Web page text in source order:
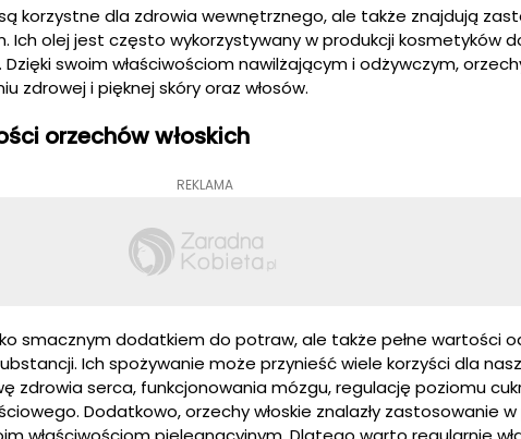
korzystne dla zdrowia wewnętrznego, ale także znajdują
Ich olej jest często wykorzystywany w produkcji kosmetyków
Dzięki swoim właściwościom nawilżającym i odżywczym,
zdrowej i pięknej skóry oraz włosów.
orzechów włoskich
REKLAMA
smacznym dodatkiem do potraw, ale także pełne wartości
Ich spożywanie może przynieść wiele korzyści dla
zdrowia serca, funkcjonowania mózgu, regulację poziomu
Dodatkowo, orzechy włoskie znalazły zastosowanie